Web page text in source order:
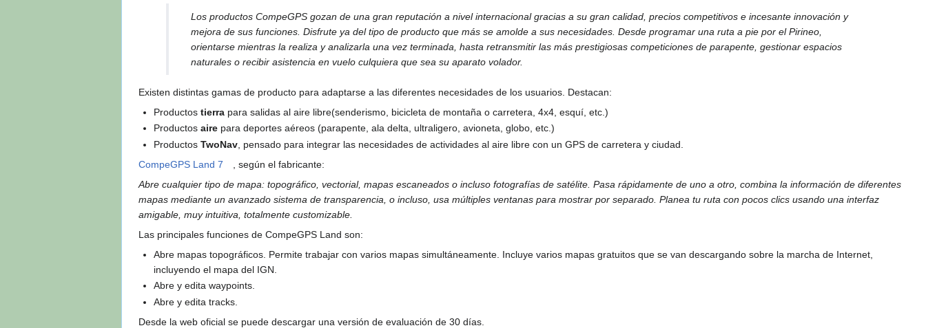
Los productos CompeGPS gozan de una gran reputación a nivel internacional gracias a su gran calidad, precios competitivos e incesante innovación y
mejora de sus funciones. Disfrute ya del tipo de producto que más se amolde a sus necesidades. Desde programar una ruta a pie por el Pirineo,
orientarse mientras la realiza y analizarla una vez terminada, hasta retransmitir las más prestigiosas competiciones de parapente, gestionar espacios
naturales o recibir asistencia en vuelo culquiera que sea su aparato volador.
Existen distintas gamas de producto para adaptarse a las diferentes necesidades de los usuarios. Destacan:
Productostierra para salidas al aire libre(senderismo, bicicleta de montaña o carretera, 4x4, esquí, etc.)
Productosaire para deportes aéreos (parapente, ala delta, ultraligero, avioneta, globo, etc.)
ProductosTwoNav , pensado para integrar las necesidades de actividades al aire libre con un GPS de carretera y ciudad.
CompeGPS Land 7
, según el fabricante:
Abre cualquier tipo de mapa: topográfico, vectorial, mapas escaneados o incluso fotografías de satélite. Pasa rápidamente de uno a otro, combina la información de diferentes
mapas mediante un avanzado sistema de transparencia, o incluso, usa múltiples ventanas para mostrar por separado. Planea tu ruta con pocos clics usando una interfaz
amigable, muy intuitiva, totalmente customizable.
Las principales funciones de CompeGPS Land son:
Abre mapas topográficos. Permite trabajar con varios mapas simultáneamente. Incluye varios mapas gratuitos que se van descargando sobre la marcha de Internet,
incluyendo el mapa del IGN.
Abre y edita waypoints.
Abre y edita tracks.
Desde la web oficial se puede descargar una versión de evaluación de 30 días.